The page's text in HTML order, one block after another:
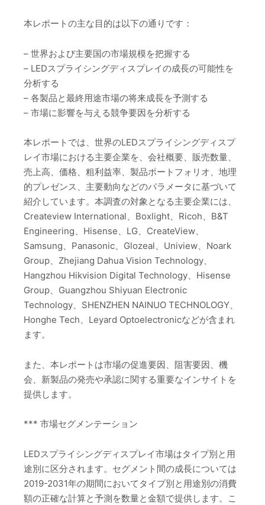
本レポートの主な目的は以下の通りです：
– 世界および主要国の市場規模を把握する
– LEDスプライシングディスプレイの成長の可能性を
分析する
– 各製品と最終用途市場の将来成長を予測する
– 市場に影響を与える競争要因を分析する
本レポートでは、世界のLEDスプライシングディスプ
レイ市場における主要企業を、会社概要、販売数量、
売上高、価格、粗利益率、製品ポートフォリオ、地理
的プレゼンス、主要動向などのパラメータに基づいて
紹介しています。本調査の対象となる主要企業には、
Createview International、Boxlight、Ricoh、B&T
Engineering、Hisense、LG、CreateView、
Samsung、Panasonic、Glozeal、Uniview、Noark
Group、Zhejiang Dahua Vision Technology、
Hangzhou Hikvision Digital Technology、Hisense
Group、Guangzhou Shiyuan Electronic
Technology、SHENZHEN NAINUO TECHNOLOGY、
Honghe Tech、Leyard Optoelectronicなどが含まれ
ます。
また、本レポートは市場の促進要因、阻害要因、機
会、新製品の発売や承認に関する重要なインサイトを
提供します。
*** 市場セグメンテーション
LEDスプライシングディスプレイ市場はタイプ別と用
途別に区分されます。セグメント間の成長については
2019-2031年の期間においてタイプ別と用途別の消費
額の正確な計算と予測を数量と金額で提供します。こ